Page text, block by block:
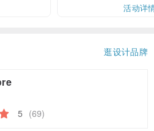
活动详
逛设计品牌
5 (69)